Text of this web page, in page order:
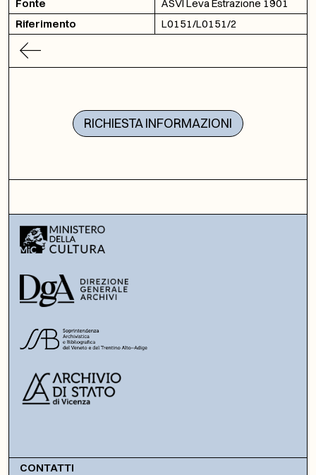
Fonte
ASVI Leva Estrazione 1901
Riferimento
L0151/L0151/2
RICHIESTA INFORMAZIONI
CONTATTI